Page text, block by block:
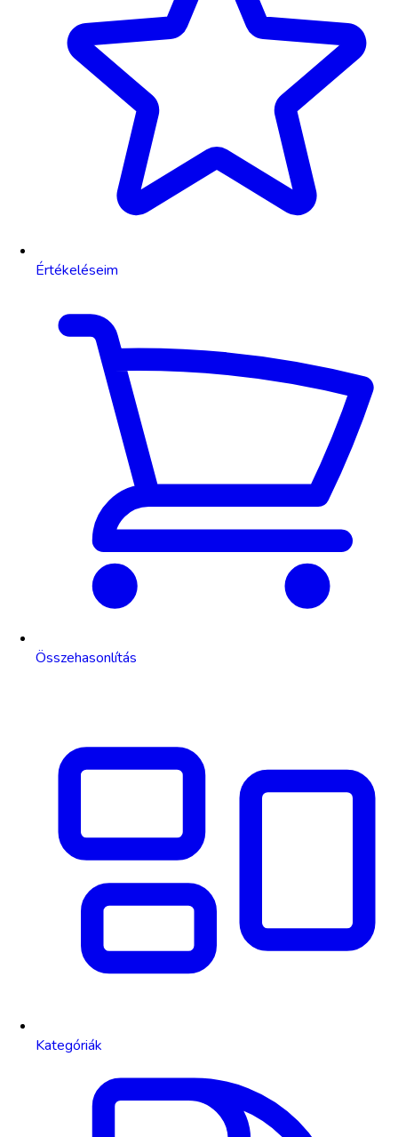
Értékeléseim
Összehasonlítás
Kategóriák